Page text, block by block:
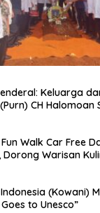
Keluarga
CH Halomoan
Walk Car Free
Dorong Warisan
Indonesia (Kowani)
to Unesco”